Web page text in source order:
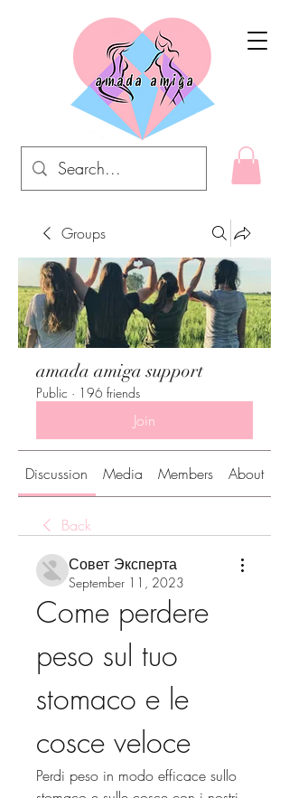
Groups
amada amiga support
Public · 196 friends
Join
Discussion Media Members About
Back
Совет Эксперта
September 11, 2023
Come perdere
peso sul tuo
stomaco e le
cosce veloce
Perdi peso in modo efficace sullo